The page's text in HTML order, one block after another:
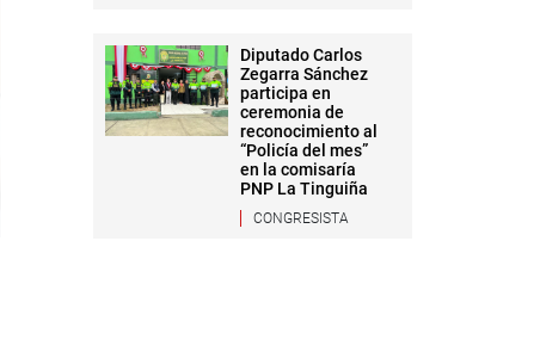
Diputado Carlos
Zegarra Sánchez
participa en
ceremonia de
reconocimiento al
“Policía del mes”
en la comisaría
PNP La Tinguiña
CONGRESISTA